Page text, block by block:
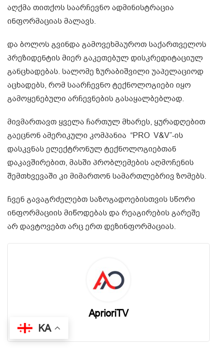
აღქმა თითქოს საარჩევნო ადმინისტრაცია
ინფორმაციას მალავს.
და ბოლოს გვინდა გამოვეხმაუროთ საქართველოს
პრეზიდენტის მიერ გაკეთებულ დისკრედიტაციულ
განცხადებას. სალომე ზურაბიშვილი უაპელაციოდ
აცხადებს, რომ საარჩევნო ტექნოლოგიები იყო
გამოყენებული არჩევნების გასაყალბებლად.
მივმართავთ ყველა ჩართულ მხარეს, ყურადღებით
გაეცნონ ამერიკული კომპანია “PRO V&V”-ის
დასკვნას ელექტრონულ ტექნოლოგიებთან
დაკავშირებით, მასში პრობლემების აღმოჩენის
შემთხვევაში კი მიმართონ სამართლებრივ ზომებს.
ჩვენ გავაგრძელებთ საზოგადოებისთვის სწორი
ინფორმაციის მიწოდებას და რეაგირების გარეშე
არ დავტოვებთ არც ერთ დეზინფორმაციას.
AprioriTV
KA